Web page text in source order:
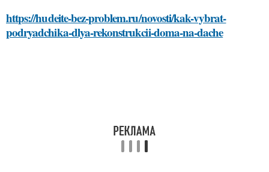
https://hudeite-bez-problem.ru/novosti/kak-vybrat-
podryadchika-dlya-rekonstrukcii-doma-na-dache